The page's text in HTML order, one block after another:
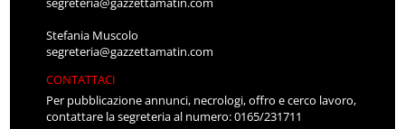
Stefania Muscolo
segreteria@gazzettamatin.com
CONTATTACI
Per pubblicazione annunci, necrologi, offro e cerco lavoro,
contattare la segreteria al numero: 0165/231711